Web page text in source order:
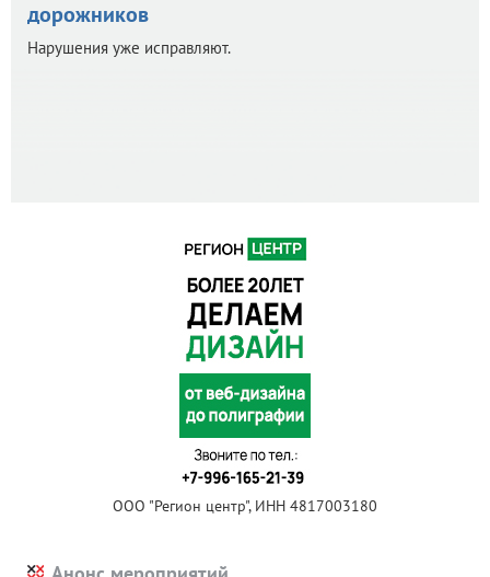
дорожников
Нарушения уже исправляют.
ООО "Регион центр", ИНН 4817003180